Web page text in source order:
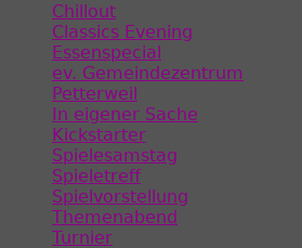
Chillout
Classics Evening
Essenspecial
ev. Gemeindezentrum
Petterweil
In eigener Sache
Kickstarter
Spielesamstag
Spieletreff
Spielvorstellung
Themenabend
Turnier